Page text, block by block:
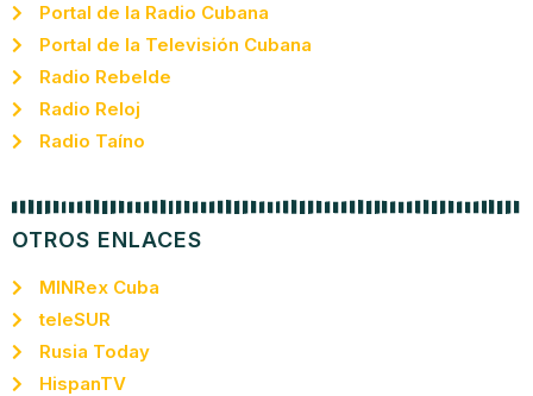
Portal de la Radio Cubana
Portal de la Televisión Cubana
Radio Rebelde
Radio Reloj
Radio Taíno
OTROS ENLACES
MINRex Cuba
teleSUR
Rusia Today
HispanTV